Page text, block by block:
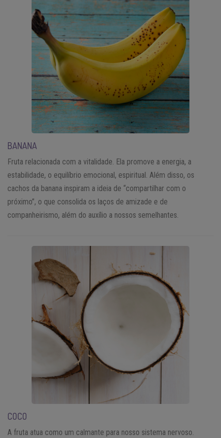
BANANA
Fruta relacionada com a vitalidade. Ela promove a energia, a
estabilidade, o equilíbrio emocional, espiritual. Além disso, os
cachos da banana inspiram a ideia de “compartilhar com o
próximo”, o que consolida os laços de amizade e de
companheirismo, além do auxílio a nossos semelhantes.
COCO
A fruta atua como um calmante para nosso sistema nervoso.